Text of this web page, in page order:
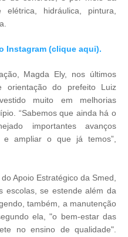
hidráulica, pintura,
Instagram (clique aqui).
Magda Ely, nos últimos
orientação do prefeito Luiz
muito em melhorias
“Sabemos que ainda há o
importantes avanços
e ampliar o que já temos”,
Apoio Estratégico da Smed,
escolas, se estende além da
também, a manutenção
ela, "o bem-estar das
no ensino de qualidade".